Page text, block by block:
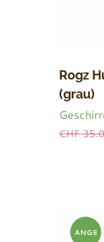
Rogz
(grau)
CHF
ANGE